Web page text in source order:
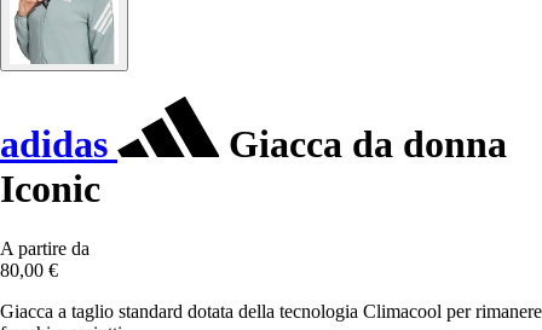
adidas
Giacca da donna
Iconic
A partire da
80,00 €
Giacca a taglio standard dotata della tecnologia Climacool per rimanere